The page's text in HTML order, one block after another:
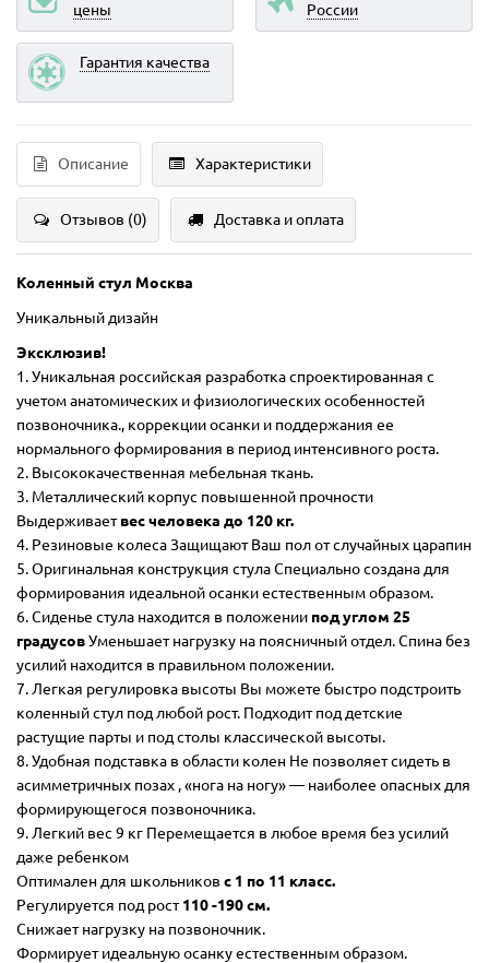
цены
России
Гарантия качества
Описание Характеристики
Отзывов (0) Доставка и оплата
Коленный стул Москва
Уникальный дизайн
Эксклюзив!
1. Уникальная российская разработка спроектированная с
учетом анатомических и физиологических особенностей
позвоночника., коррекции осанки и поддержания ее
нормального формирования в период интенсивного роста.
2. Высококачественная мебельная ткань.
3. Металлический корпус повышенной прочности
Выдерживаетвес человека до 120 кг.
4. Резиновые колеса Защищают Ваш пол от случайных царапин
5. Оригинальная конструкция стула Специально создана для
формирования идеальной осанки естественным образом.
6. Сиденье стула находится в положении под углом 25
градусовУменьшает нагрузку на поясничный отдел. Спина без
усилий находится в правильном положении.
7. Легкая регулировка высоты Вы можете быстро подстроить
коленный стул под любой рост. Подходит под детские
растущие парты и под столы классической высоты.
8. Удобная подставка в области колен Не позволяет сидеть в
асимметричных позах , «нога на ногу» — наиболее опасных для
формирующегося позвоночника.
9. Легкий вес 9 кг Перемещается в любое время без усилий
даже ребенком
Оптимален для школьников с 1 по 11 класс.
Регулируется под рост110 -190 см.
Снижает нагрузку на позвоночник.
Формирует идеальную осанку естественным образом.